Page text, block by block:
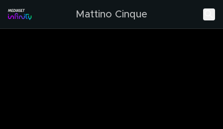
Mattino Cinque